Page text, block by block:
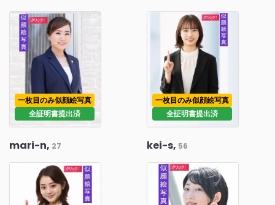
一枚目のみ似顔絵写真
全証明書提出済
mari-n, 27
一枚目のみ似顔絵写真
全証明書提出済
kei-s, 56